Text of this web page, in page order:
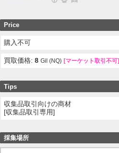
Price
購入不可
買取価格:8 Gil (NQ) [マーケット取引不可]
Tips
収集品取引向けの商材
[収集品取引専用]
採集場所